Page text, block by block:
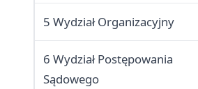
5 Wydział Organizacyjny
6 Wydział Postępowania
Sądowego